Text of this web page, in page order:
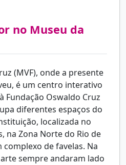
no Museu da
(MVF), onde a presente
é um centro interativo
Fundação Oswaldo Cruz
diferentes espaços do
localizada no
na Zona Norte do Rio de
complexo de favelas. Na
sempre andaram lado